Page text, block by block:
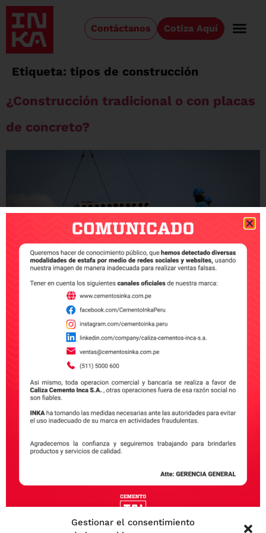
Gestionar el consentimiento
Cotiza Aquí
Contáctanos
Etiqueta: tipos de construcción
¿Construcción tradicional o con placas
de concreto?
Aquí te dejamos saber cuál será el mejor método para
tu construcción si tradicional o con placas de
Catálogo